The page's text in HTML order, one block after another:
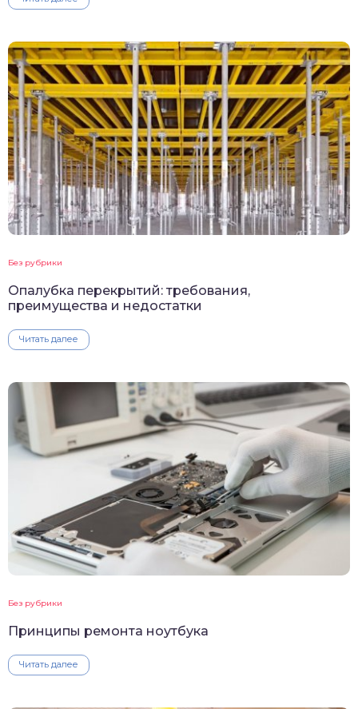
Без рубрики
Опалубка перекрытий: требования,
преимущества и недостатки
Читать далее
Без рубрики
Принципы ремонта ноутбука
Читать далее